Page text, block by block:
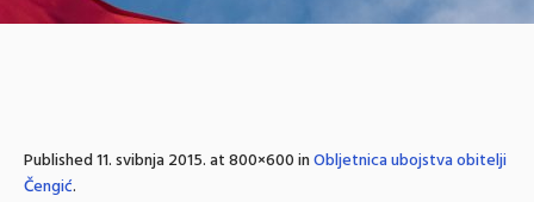
Published11. svibnja 2015.at 800×600 inObljetnica ubojstva obitelji
Čengić.